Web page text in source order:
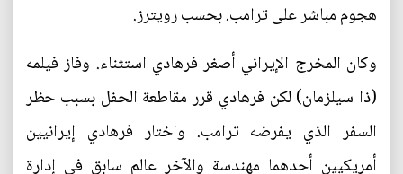
هجوم مباشر على ترامب. بحسب رويترز.
وكان المخرج الإيراني أصغر فرهادي استثناء. وفاز فيلمه
(ذا سيلزمان) لكن فرهادي قرر مقاطعة الحفل بسبب حظر
السفر الذي يفرضه ترامب. واختار فرهادي إيرانيين
أمريكيين أحدهما مهندسة والآخر عالم سابق في إدارة